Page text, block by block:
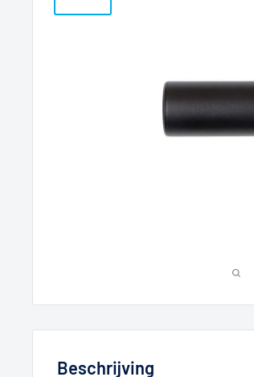
Beschrijving